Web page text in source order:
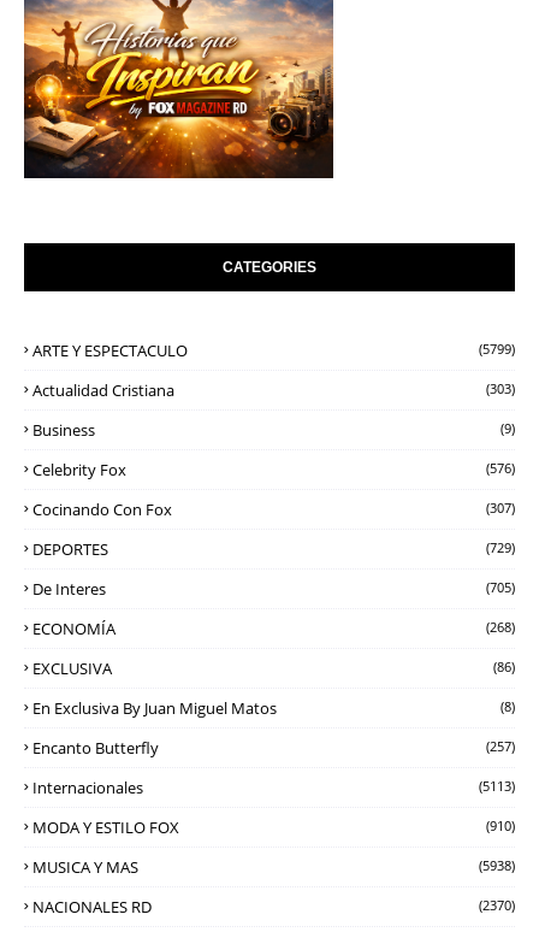
CATEGORIES
ARTE Y ESPECTACULO (5799)
Actualidad Cristiana (303)
Business (9)
Celebrity Fox (576)
Cocinando Con Fox (307)
DEPORTES (729)
De Interes (705)
ECONOMÍA (268)
EXCLUSIVA (86)
En Exclusiva By Juan Miguel Matos (8)
Encanto Butterfly (257)
Internacionales (5113)
MODA Y ESTILO FOX (910)
MUSICA Y MAS (5938)
NACIONALES RD (2370)